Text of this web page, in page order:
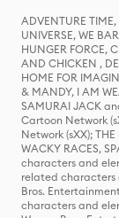
ADVENTURE TIME,
UNIVERSE, WE
HUNGER FORCE,
AND CHICKEN ,
HOME FOR
& MANDY, I AM
SAMURAI JACK
Cartoon Network
Network (sXX);
WACKY RACES,
characters and
related characters
Bros.
characters and